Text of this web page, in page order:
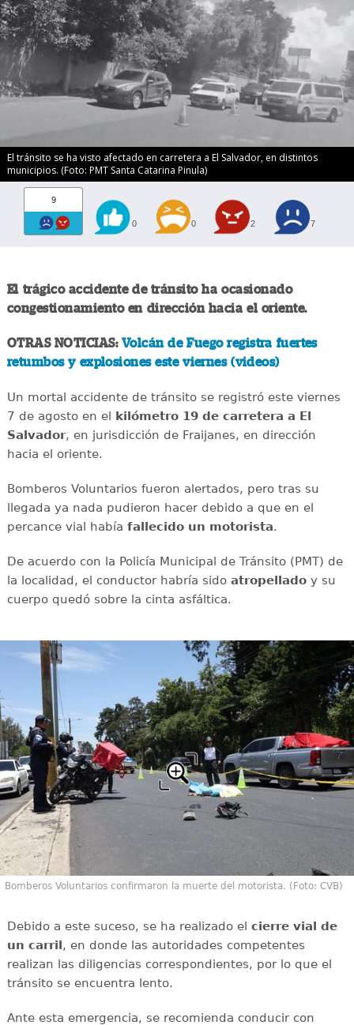
El tránsito se ha visto afectado en carretera a El Salvador, en distintos
municipios. (Foto: PMT Santa Catarina Pinula)
9
0 0 2 7
El trágico accidente de tránsito ha ocasionado
congestionamiento en dirección hacia el oriente.
OTRAS NOTICIAS: Volcán de Fuego registra fuertes
retumbos y explosiones este viernes (videos)
Un mortal accidente de tránsito se registró este viernes
7 de agosto en el kilómetro 19 de carretera a El
Salvador, en jurisdicción de Fraijanes, en dirección
hacia el oriente.
Bomberos Voluntarios fueron alertados, pero tras su
llegada ya nada pudieron hacer debido a que en el
percance vial había fallecido un motorista.
De acuerdo con la Policía Municipal de Tránsito (PMT) de
la localidad, el conductor habría sido atropelladoy su
cuerpo quedó sobre la cinta asfáltica.
Bomberos Voluntarios confirmaron la muerte del motorista. (Foto: CVB)
Debido a este suceso, se ha realizado el cierre vial de
un carril, en donde las autoridades competentes
realizan las diligencias correspondientes, por lo que el
tránsito se encuentra lento.
Ante esta emergencia, se recomienda conducir con